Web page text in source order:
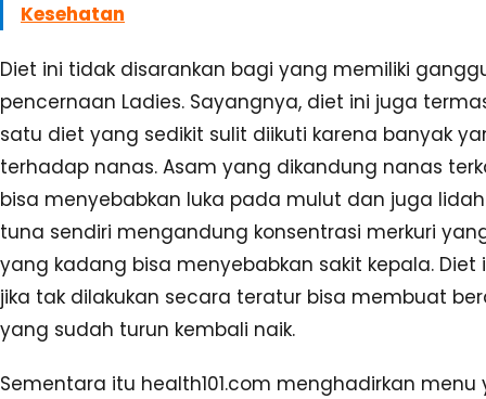
Kesehatan
Diet ini tidak disarankan bagi yang memiliki
pencernaan Ladies. Sayangnya, diet ini juga
satu diet yang sedikit sulit diikuti karena banyak
terhadap nanas. Asam yang dikandung nanas
bisa menyebabkan luka pada mulut dan juga
tuna sendiri mengandung konsentrasi merkuri
yang kadang bisa menyebabkan sakit kepala. Diet
jika tak dilakukan secara teratur bisa membuat
yang sudah turun kembali naik.
Sementara itu health101.com menghadirkan menu